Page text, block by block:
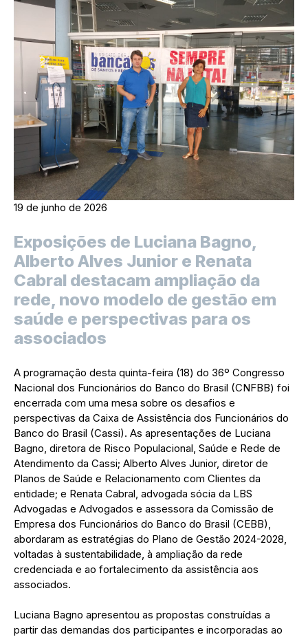
19 de junho de 2026
Exposições de Luciana Bagno,
Alberto Alves Junior e Renata
Cabral destacam ampliação da
rede, novo modelo de gestão em
saúde e perspectivas para os
associados
A programação desta quinta-feira (18) do 36º Congresso
Nacional dos Funcionários do Banco do Brasil (CNFBB) foi
encerrada com uma mesa sobre os desafios e
perspectivas da Caixa de Assistência dos Funcionários do
Banco do Brasil (Cassi). As apresentações de Luciana
Bagno, diretora de Risco Populacional, Saúde e Rede de
Atendimento da Cassi; Alberto Alves Junior, diretor de
Planos de Saúde e Relacionamento com Clientes da
entidade; e Renata Cabral, advogada sócia da LBS
Advogadas e Advogados e assessora da Comissão de
Empresa dos Funcionários do Banco do Brasil (CEBB),
abordaram as estratégias do Plano de Gestão 2024-2028,
voltadas à sustentabilidade, à ampliação da rede
credenciada e ao fortalecimento da assistência aos
associados.
Luciana Bagno apresentou as propostas construídas a
partir das demandas dos participantes e incorporadas ao